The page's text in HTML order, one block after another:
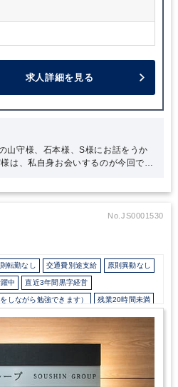
求人詳細を見る
山守様、石本様、S様にお話をうか
するたびに身をもって感じます。今
想いが根底にあることが印象的でし
軟な対応が可能になっているのだと
感し、挑戦する意欲を常に持たれて
パートナー、スタッフの信頼関係が
を持ちながら働いているのもクロー
をスキルアップさせたい方、事務所
めに」何ができるかを追求したい方
No.JS0001530
転勤なし 交通費別途支給 原則異動なし
中 直近3年間黒字経営
しながら勉強できます） 残業20時間未満
ジュアルOK 研修・資格取得支援